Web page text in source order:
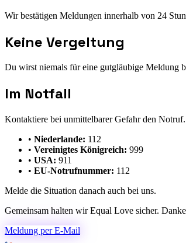
Wir bestätigen Meldungen innerhalb von 24
Keine Vergeltung
Du wirst niemals für eine gutgläubige Meldung
Im Notfall
Kontaktiere bei unmittelbarer Gefahr den Notruf.
• Niederlande: 112
• Vereinigtes Königreich: 999
• USA: 911
• EU-Notrufnummer: 112
Melde die Situation danach auch bei uns.
Gemeinsam halten wir Equal Love sicher.
Meldung per E-Mail